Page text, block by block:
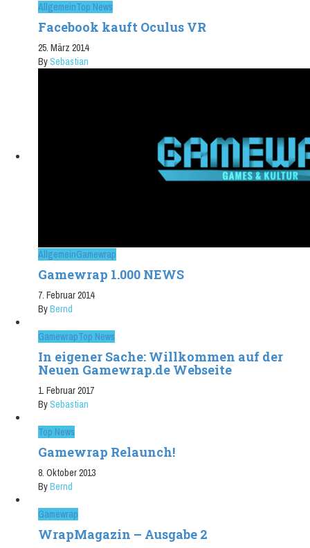
AllgemeinTop News
Facebook kauft Oculus VR
25. März 2014
BySebastian
AllgemeinGamewrap
Gamewrap 1.000 NEWS
7. Februar 2014
ByBernd
GamewrapTop News
In eigener Sache: Willkommen auf der
Neuen Gamewrap.de Webseite
1. Februar 2017
BySebastian
Top News
Gamewrap Relaunch!
8. Oktober 2013
ByBernd
Gamewrap
WrapMagazin – Ausgabe 2